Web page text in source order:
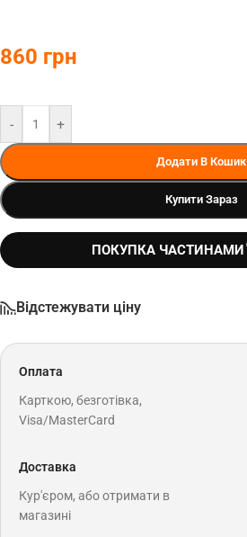
860 грн
- +
Додати В Кошик
Купити Зараз
ПОКУПКА ЧАСТИНАМИ
Відстежувати ціну
Оплата
Карткою, безготівка,
Visa/MasterCard
Доставка
Кур'єром, або отримати в
магазині